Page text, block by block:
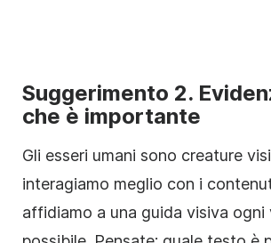
Suggerimento 2.
che è importante
Gli esseri umani sono creature
interagiamo meglio con i
affidiamo a una guida visiva ogni